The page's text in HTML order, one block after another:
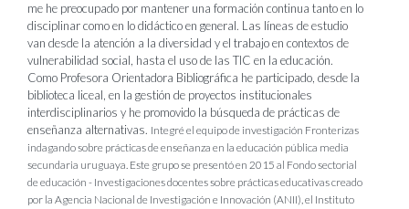
me he preocupado por mantener una formación continua tanto en lo
disciplinar como en lo didáctico en general. Las líneas de estudio
van desde la atención a la diversidad y el trabajo en contextos de
vulnerabilidad social, hasta el uso de las TIC en la educación.
Como Profesora Orientadora Bibliográfica he participado, desde la
biblioteca liceal, en la gestión de proyectos institucionales
interdisciplinarios y he promovido la búsqueda de prácticas de
enseñanza alternativas. Integré el equipo de investigación Fronterizas
indagando sobre prácticas de enseñanza en la educación pública media
secundaria uruguaya. Este grupo se presentó en 2015 al Fondo sectorial
de educación - Investigaciones docentes sobre prácticas educativas creado
por la Agencia Nacional de Investigación e Innovación (ANII), el Instituto